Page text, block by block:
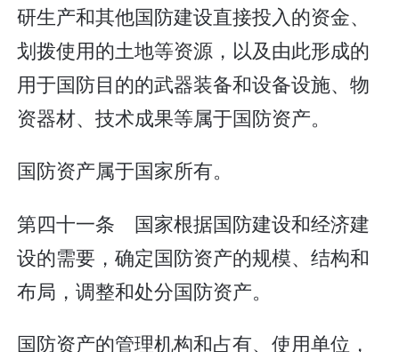
研生产和其他国防建设直接投入的资金、
划拨使用的土地等资源，以及由此形成的
用于国防目的的武器装备和设备设施、物
资器材、技术成果等属于国防资产。
国防资产属于国家所有。
第四十一条 国家根据国防建设和经济建
设的需要，确定国防资产的规模、结构和
布局，调整和处分国防资产。
国防资产的管理机构和占有、使用单位，